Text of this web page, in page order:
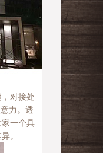
对接处
力。透
一个具
。